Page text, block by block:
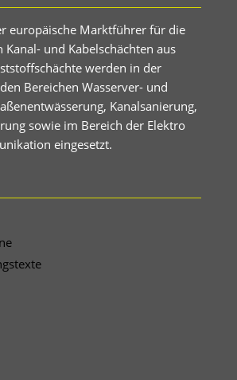
europäische Marktführer für die
Kanal- und Kabelschächten aus
werden in der
Bereichen Wasserver- und
Kanalsanierung,
sowie im Bereich der Elektro
eingesetzt.